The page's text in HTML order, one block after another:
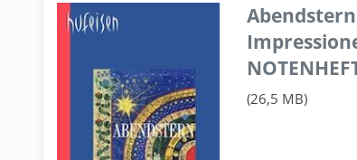
Abendstern
(26,5 MB)